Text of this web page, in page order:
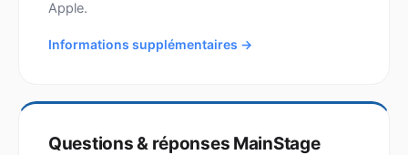
Apple.
Informations supplémentaires →
Questions & réponses MainStage